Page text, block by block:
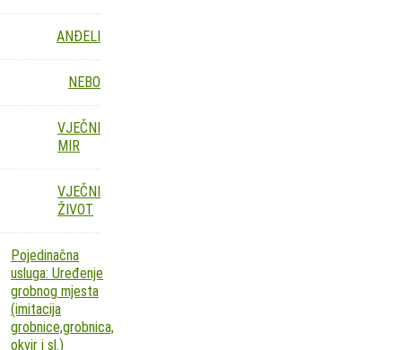
ANĐELI
NEBO
VJEČNI
MIR
VJEČNI
ŽIVOT
Pojedinačna
usluga: Uređenje
grobnog mjesta
(imitacija
grobnice,grobnica,
okvir i sl.)